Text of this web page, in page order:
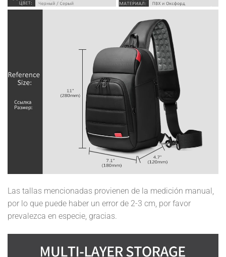
Las tallas mencionadas provienen de la medición manual,
por lo que puede haber un error de 2-3 cm, por favor
prevalezca en especie, gracias.